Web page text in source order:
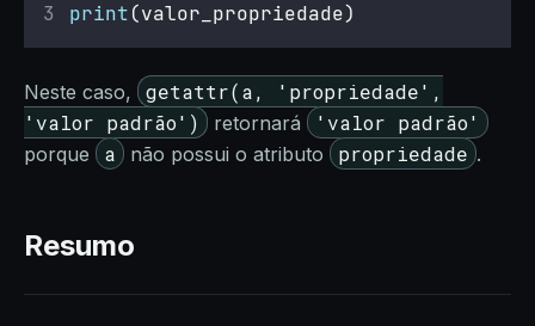
print(valor_propriedade)
Neste caso,
getattr(a, 'propriedade',
'valor padrão')
retornará 'valor padrão'
porque a não possui o atributo propriedade .
Resumo